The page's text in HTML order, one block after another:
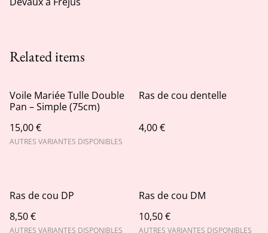
Related items
Voile Mariée Tulle Double
Pan – Simple (75cm)
15,00 €
AUTRES VARIANTES DISPONIBLES
Ras de cou dentelle
4,00 €
Ras de cou DP
8,50 €
AUTRES VARIANTES DISPONIBLES
Ras de cou DM
10,50 €
AUTRES VARIANTES DISPONIBLES